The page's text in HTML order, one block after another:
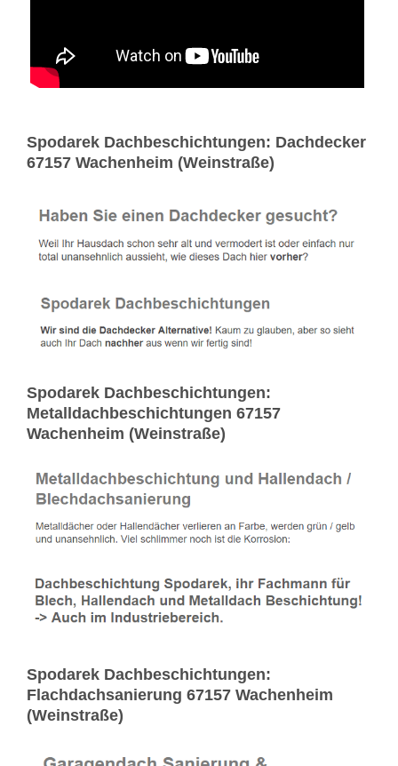
Spodarek Dachbeschichtungen: Dachdecker
67157 Wachenheim (Weinstraße)
Spodarek Dachbeschichtungen:
Metalldachbeschichtungen 67157
Wachenheim (Weinstraße)
Spodarek Dachbeschichtungen:
Flachdachsanierung 67157 Wachenheim
(Weinstraße)